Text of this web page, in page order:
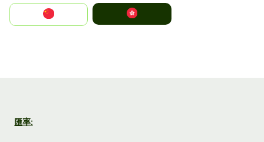
中國香港特別行政區
匯率: